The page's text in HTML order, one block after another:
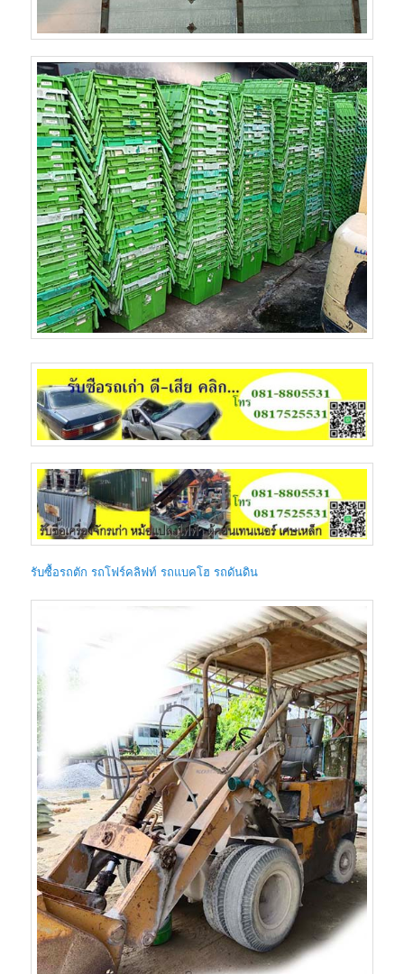
รับซื้อรถตัก รถโฟร์คลิฟท์ รถแบคโฮ รถดันดิน